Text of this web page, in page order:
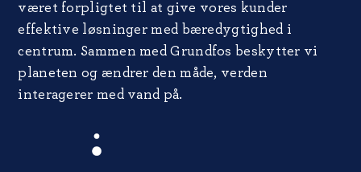
været forpligtet til at give vores kunder
effektive løsninger med bæredygtighed i
centrum. Sammen med Grundfos beskytter vi
planeten og ændrer den måde, verden
interagerer med vand på.